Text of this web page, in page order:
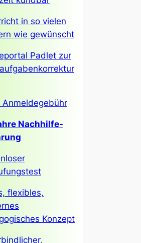
in so vielen
wie gewünscht
Padlet zur
Anmeldegebühr
Nachhilfe-
flexibles,
Konzept